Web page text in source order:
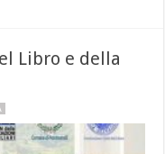
Libro e della